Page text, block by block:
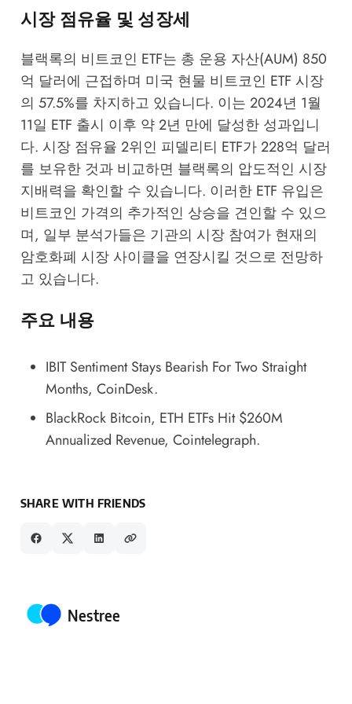
시장 점유율 및 성장세
블랙록의 비트코인 ETF는 총 운용 자산(AUM) 850
억 달러에 근접하며 미국 현물 비트코인 ETF 시장
의 57.5%를 차지하고 있습니다. 이는 2024년 1월
11일 ETF 출시 이후 약 2년 만에 달성한 성과입니
다. 시장 점유율 2위인 피델리티 ETF가 228억 달러
를 보유한 것과 비교하면 블랙록의 압도적인 시장
지배력을 확인할 수 있습니다. 이러한 ETF 유입은
비트코인 가격의 추가적인 상승을 견인할 수 있으
며, 일부 분석가들은 기관의 시장 참여가 현재의
암호화폐 시장 사이클을 연장시킬 것으로 전망하
고 있습니다.
주요 내용
IBIT Sentiment Stays Bearish For Two Straight
Months, CoinDesk.
BlackRock Bitcoin, ETH ETFs Hit $260M
Annualized Revenue, Cointelegraph.
SHARE WITH FRIENDS
Posted by
Nestree